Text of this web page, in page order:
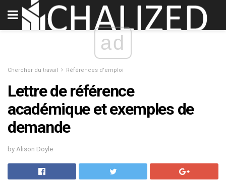
ad
Chercher du travail Références d'emploi
Lettre de référence
académique et exemples de
demande
by Alison Doyle